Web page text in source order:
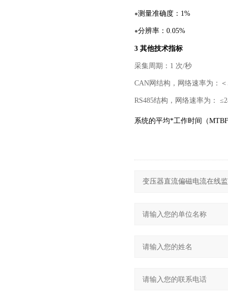
●测量准确度：1%
●分辨率：0.05%
3 其他技术指标
采集周期：1 次/秒
CAN网结构，网络速率为：＜
RS485结构，网络速率为：
系统的平均*工作时间（